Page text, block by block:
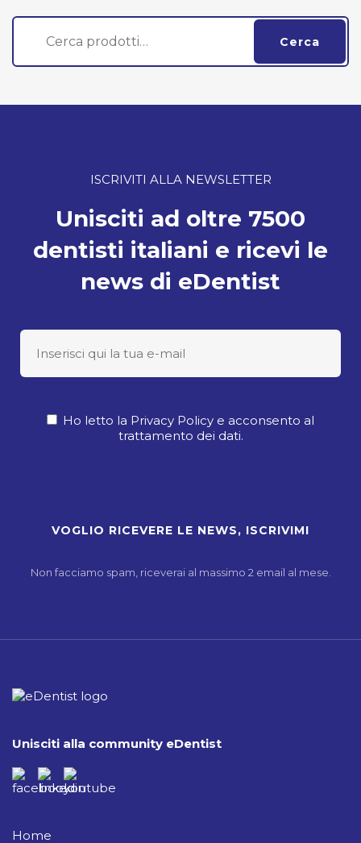
Cerca:
Cerca
ISCRIVITI ALLA NEWSLETTER
Unisciti ad oltre 7500
dentisti italiani e ricevi le
news di eDentist
Ho letto la Privacy Policy e acconsento al
trattamento dei dati.
Non facciamo spam, riceverai al massimo 2 email al mese.
Unisciti alla community eDentist
Home